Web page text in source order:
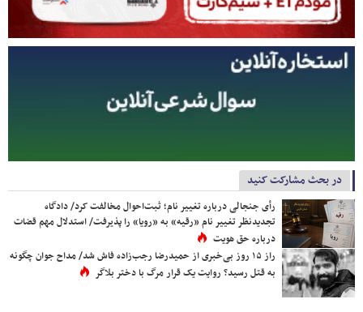
در بحث مشارکت کنید
رأی جنجالی درباره تغییر نام؛ ثبت‌احوال مخالفت کرد/ دادگاه
تجدیدنظر تغییر نام «رقیه» به «رویا» را پذیرفت/ استدلال مهم قضات
درباره حق هویت
راز ۱۵ روز بی‌خبری از حمیدرضا رجب‌زاده فاش شد/ مداح جوان چگونه
به قتل رسید؟ روایت یک قرار مرگ با دختر بلاگر